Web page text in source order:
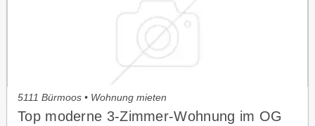
5111 Bürmoos • Wohnung mieten
Top moderne 3-Zimmer-Wohnung im OG